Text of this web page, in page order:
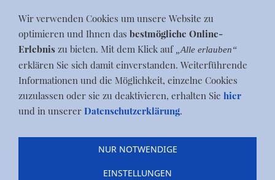
by itn-design
Blog|Termine|Zum ...|Dorfleben|Geschichte|
Jobs|Kontakt|Dies & Das
Newsletter abmelden
Wir verwenden Cookies um unsere Website zu
optimieren und Ihnen das bestmögliche Online-
Erlebnis zu bieten. Mit dem Klick auf „Alle erlauben“
erklären Sie sich damit einverstanden. Weiterführende
Informationen und die Möglichkeit, einzelne Cookies
zuzulassen oder sie zu deaktivieren, erhalten Sie hier
und in unserer Datenschutzerklärung.
NUR NOTWENDIGE
EINSTELLUNGEN